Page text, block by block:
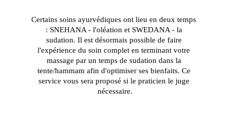
Certains soins ayurvédiques ont lieu en deux temps
: SNEHANA - l'oléation et SWEDANA - la
sudation. Il est désormais possible de faire
l'expérience du soin complet en terminant votre
massage par un temps de sudation dans la
tente/hammam afin d'optimiser ses bienfaits. Ce
service vous sera proposé si le praticien le juge
nécessaire.